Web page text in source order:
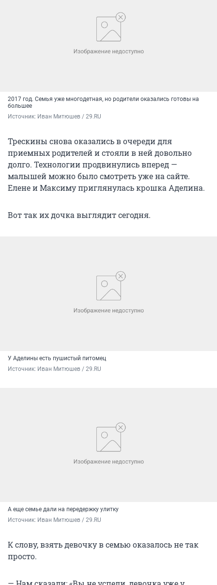
2017 год. Семья уже многодетная, но родители оказались готовы на
большее
Источник: Иван Митюшев / 29.RU
Трескины снова оказались в очереди для
приемных родителей и стояли в ней довольно
долго. Технологии продвинулись вперед —
малышей можно было смотреть уже на сайте.
Елене и Максиму приглянулась крошка Аделина.
Вот так их дочка выглядит сегодня.
У Аделины есть пушистый питомец
Источник: Иван Митюшев / 29.RU
А еще семье дали на передержку улитку
Источник: Иван Митюшев / 29.RU
К слову, взять девочку в семью оказалось не так
просто.